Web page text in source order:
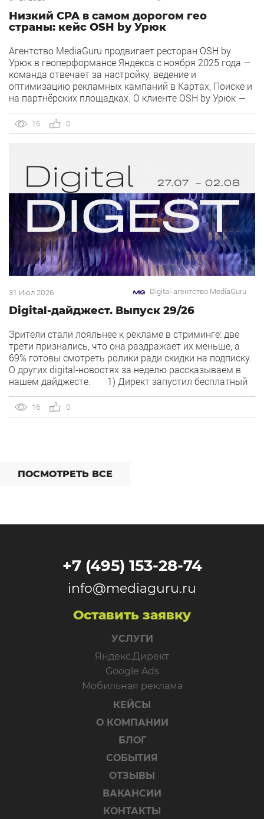
Низкий CPA в самом дорогом гео
страны: кейс OSH by Урюк
Агентство MediaGuru продвигает ресторан OSH by
Урюк в геоперформансе Яндекса с ноября 2025 года —
команда отвечает за настройку, ведение и
оптимизацию рекламных кампаний в Картах, Поиске и
на партнёрских площадках. О клиенте OSH by Урюк —
объединивший концепцию дубайского OSH с сетью
«Урюк». Концепт строится […]
16 0
31 Июл 2026 Digital-агентство MediaGuru
Digital-дайджест. Выпуск 29/26
Зрители стали лояльнее к рекламе в стриминге: две
трети признались, что она раздражает их меньше, а
69% готовы смотреть ролики ради скидки на подписку.
О других digital-новостях за неделю рассказываем в
нашем дайджесте. 1) Директ запустил бесплатный
встроенный динамический коллтрекинг — без доплат и
интеграций со сторонними сервисами. […]
16 0
ПОСМОТРЕТЬ ВСЕ
+7 (495) 153-28-74
info@mediaguru.ru
Оставить заявку
УСЛУГИ
Яндекс.Директ
Google Ads
Мобильная реклама
КЕЙСЫ
О КОМПАНИИ
БЛОГ
СОБЫТИЯ
ОТЗЫВЫ
ВАКАНСИИ
КОНТАКТЫ